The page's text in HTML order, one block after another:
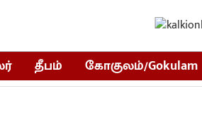
தீபம் கோகுலம்/Gokulam